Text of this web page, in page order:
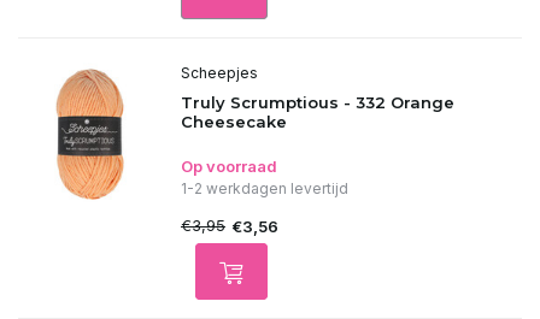
Scheepjes
Truly Scrumptious - 332 Orange
Cheesecake
Op voorraad
1-2 werkdagen levertijd
€3,95 €3,56